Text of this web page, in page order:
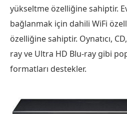
yükseltme özelliğine sahiptir.
bağlanmak için dahili WiFi
özelliğine sahiptir. Oynatıcı,
ray ve Ultra HD Blu-ray gibi
formatları destekler.